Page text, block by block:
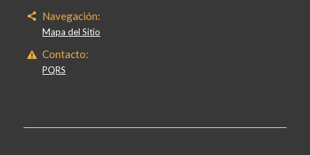
Navegación:
Mapa del Sitio
Contacto:
PQRS